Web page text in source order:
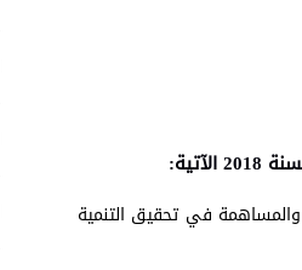
والمساهمة في تحقيق التنمية